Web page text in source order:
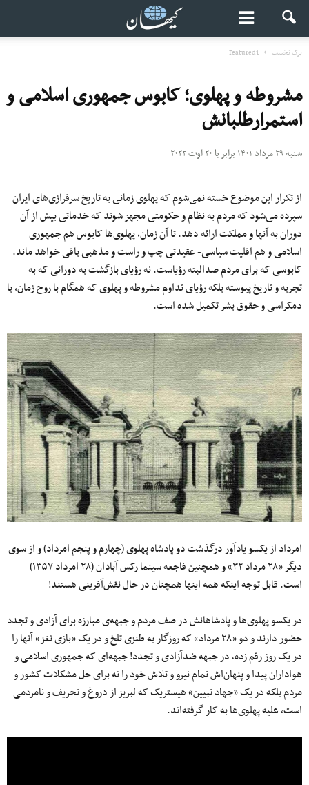
برگ نخست Featured1
مشروطه و پهلوی؛ کابوس جمهوری اسلامی و
استمرارطلبانش
شنبه ۲۹ مرداد ۱۴۰۱ برابر با ۲۰ اوت ۲۰۲۲
از تکرار این موضوع خسته نمی‌شوم که پهلوی زمانی به تاریخ سرفرازی‌‌های ایران
سپرده می‌شود که مردم به نظام و حکومتی مجهز شوند که خدماتی بیش از آن
دوران به آنها و مملکت ارائه دهد. تا آن زمان، پهلوی‌ها کابوس هم جمهوری
اسلامی و هم اقلیت سیاسی- عقیدتی چپ و راست و مذهبی باقی خواهد ماند.
کابوسی که برای مردم صدالبته رؤیاست. نه رؤیای بازگشت به دورانی که به
تجربه و تاریخ پیوسته بلکه رؤیای تداوم مشروطه و پهلوی که همگام با روح زمان، با
دمکراسی و حقوق بشر تکمیل شده است.
امرداد از یکسو یادآور درگذشت دو پادشاه پهلوی (چهارم و پنجم امرداد) و از سوی
دیگر «۲۸ مرداد ۳۲» و همچنین فاجعه سینما رکس آبادان (۲۸ امرداد ۱۳۵۷)
است. قابل توجه اینکه همه اینها همچنان در حال نقش‌آفرینی هستند!
در یکسو پهلوی‌ها و پادشاهانش در صف مردم و جبهه‌ی مبارزه برای آزادی و تجدد
حضور دارند و دو «۲۸ مرداد» که روزگار به طنزی تلخ و در یک «بازی نغز» آنها را
در یک روز رقم زده، در جبهه ضدآزادی و تجدد! جبهه‌ای که جمهوری اسلامی و
هواداران پیدا و پنهان‌اش تمام نیرو و تلاش خود را نه برای حل مشکلات کشور و
مردم بلکه در یک «جهاد تبیین» هیستریک که لبریز از دروغ و تحریف و نامردمی
است، علیه پهلوی‌ها به کار گرفته‌اند.